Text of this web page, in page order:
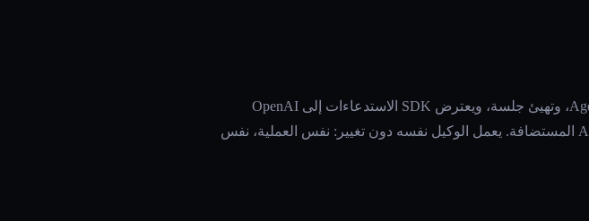
يغلف AgentOps استدعاءات LLM API عبر تكامل SDK. تستورد AgentOps، وتهيئ جلسة، ويعترض SDK الاستدعاءات إلى OpenAI
وAnthropic ومزودين آخرين. يُرسل هذا البيانات إلى لوحة تحكم AgentOps المستضافة. يعمل الوكيل نفسه دون تغيير: نفس العملية، نفس